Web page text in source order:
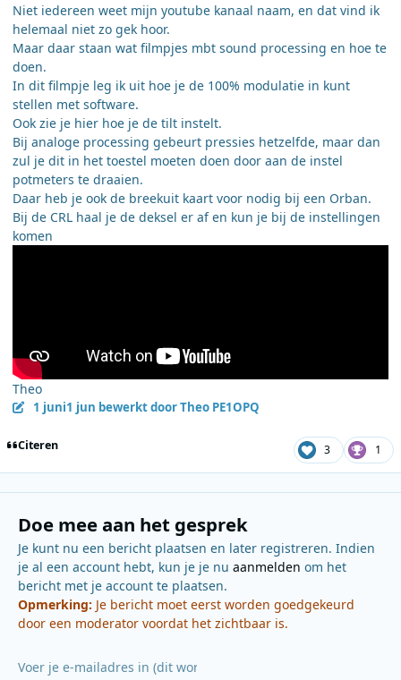
Niet iedereen weet mijn youtube kanaal naam, en dat vind ik
helemaal niet zo gek hoor.
Maar daar staan wat filmpjes mbt sound processing en hoe te
doen.
In dit filmpje leg ik uit hoe je de 100% modulatie in kunt
stellen met software.
Ook zie je hier hoe je de tilt instelt.
Bij analoge processing gebeurt pressies hetzelfde, maar dan
zul je dit in het toestel moeten doen door aan de instel
potmeters te draaien.
Daar heb je ook de breekuit kaart voor nodig bij een Orban.
Bij de CRL haal je de deksel er af en kun je bij de instellingen
komen
Theo
1 juni1 jun bewerkt door Theo PE1OPQ
Citeren 3 1
Doe mee aan het gesprek
Je kunt nu een bericht plaatsen en later registreren. Indien
je al een account hebt, kun je je nu aanmelden om het
bericht met je account te plaatsen.
Opmerking: Je bericht moet eerst worden goedgekeurd
door een moderator voordat het zichtbaar is.